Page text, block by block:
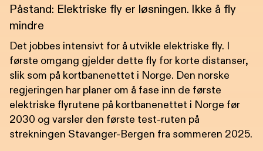
Påstand: Elektriske fly er løsningen. Ikke å fly
mindre
Det jobbes intensivt for å utvikle elektriske fly. I
første omgang gjelder dette fly for korte distanser,
slik som på kortbanenettet i Norge. Den norske
regjeringen har planer om å fase inn de første
elektriske flyrutene på kortbanenettet i Norge før
2030 og varsler den første test-ruten på
strekningen Stavanger-Bergen fra sommeren 2025.